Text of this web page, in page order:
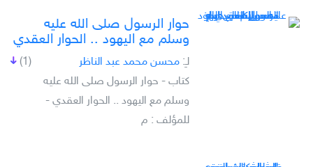
حوار الرسول صلى الله عليه
وسلم مع اليهود .. الحوار العقدي
(1) لـِ: محسن محمد عبد الناظر
كتاب - حوار الرسول صلى الله عليه
وسلم مع اليهود .. الحوار العقدي -
للمؤلف : م